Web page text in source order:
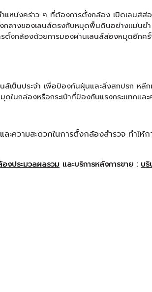
แหน่งคร่าว ๆ ที่ต้องการตั้งกล้อง เปิดเลนส์
กลางของเลนส์ตรงกับหมุดพื้นดินอย่างแม่นย
ตั้งกล้องด้วยการมองผ่านเลนส์ส่องหมุดอีกค
ส์เป็นประจำ เพื่อป้องกันฝุ่นและสิ่งสกปรก หลีก
ดในกล่องหรือกระเป๋าที่ป้องกันแรงกระแทกแ
ความสะดวกในการตั้งกล้องสำรวจ ทำให้
องประมวลผลรวม และบริการหลังการขาย : บ